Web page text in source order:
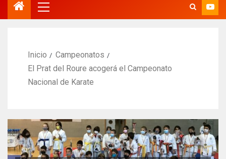
Inicio
Campeonatos
El Prat del Roure acogerá el Campeonato
Nacional de Karate